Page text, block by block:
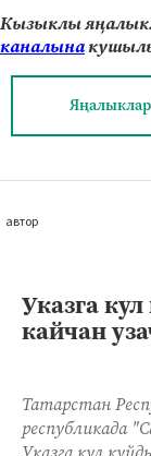
Кызыклы
каналына
Яңалыклар
автор
Указга
кайчан
Татарстан
республикада